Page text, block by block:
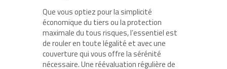
Que vous optiez pour la simplicité
économique du tiers ou la protection
maximale du tous risques, l’essentiel est
de rouler en toute légalité et avec une
couverture qui vous offre la sérénité
nécessaire. Une réévaluation régulière de